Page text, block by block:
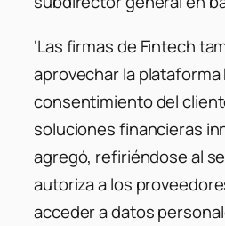
‘Las firmas de Fintech
aprovechar la
consentimiento del
soluciones financieras
agregó, refiriéndose al
autoriza a los
acceder a datos